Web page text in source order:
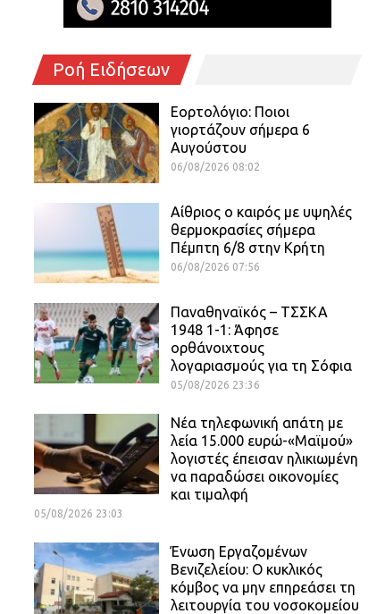
Ροή Ειδήσεων
Εορτολόγιο: Ποιοι
γιορτάζουν σήμερα 6
Αυγούστου
06/08/2026 08:02
Αίθριος o καιρός με υψηλές
θερμοκρασίες σήμερα
Πέμπτη 6/8 στην Κρήτη
06/08/2026 07:56
Παναθηναϊκός – ΤΣΣΚΑ
1948 1-1: Άφησε
ορθάνοιχτους
λογαριασμούς για τη Σόφια
05/08/2026 23:36
Νέα τηλεφωνική απάτη με
λεία 15.000 ευρώ-«Μαϊμού»
λογιστές έπεισαν ηλικιωμένη
να παραδώσει οικονομίες
και τιμαλφή
05/08/2026 23:03
Ένωση Εργαζομένων
Βενιζελείου: Ο κυκλικός
κόμβος να μην επηρεάσει τη
λειτουργία του νοσοκομείου